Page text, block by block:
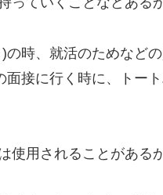
時、就活のためなど
接に行く時に、トー
用されることがある